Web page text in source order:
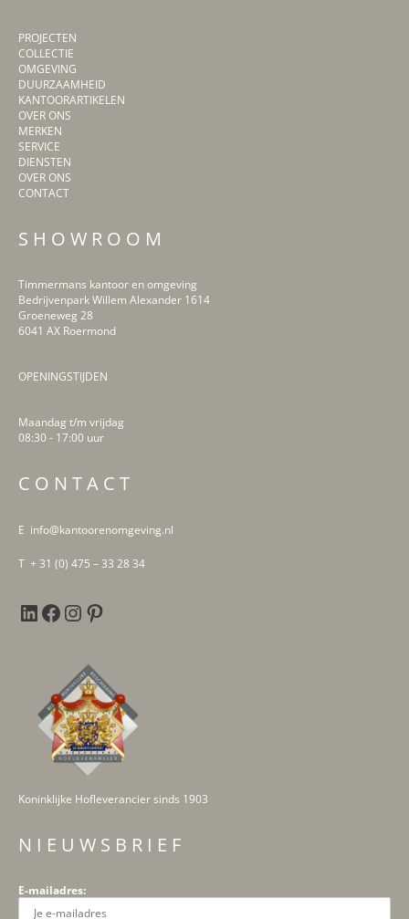
PROJECTEN
COLLECTIE
OMGEVING
DUURZAAMHEID
KANTOORARTIKELEN
OVER ONS
MERKEN
SERVICE
DIENSTEN
OVER ONS
CONTACT
S H O W R O O M
Timmermans kantoor en omgeving
Bedrijvenpark Willem Alexander 1614
Groeneweg 28
6041 AX Roermond
OPENINGSTIJDEN
Maandag t/m vrijdag
08:30 - 17:00 uur
C O N T A C T
E info@kantoorenomgeving.nl
T + 31 (0) 475 – 33 28 34
LinkedIn
Facebook
Instagram
Pinterest
Koninklijke Hofleverancier sinds 1903
N I E U W S B R I E F
E-mailadres: